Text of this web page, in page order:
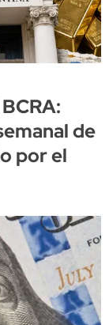
de
por el